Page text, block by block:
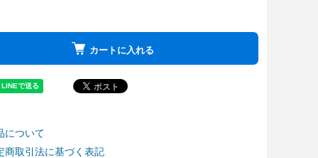
カートに入れる
について
商取引法に基づく表記